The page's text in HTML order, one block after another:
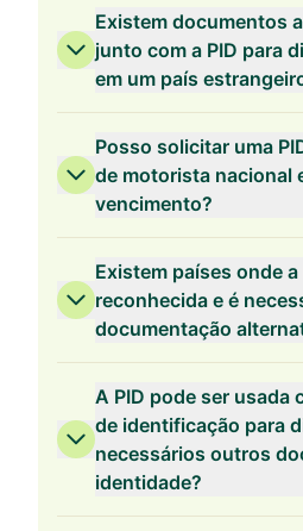
Existem documentos
junto com a PID para
em um país
Posso solicitar uma
de motorista nacional
vencimento?
Existem países onde a
reconhecida e é
documentação
A PID pode ser usada
de identificação para
necessários outros
identidade?